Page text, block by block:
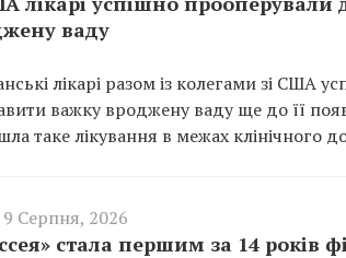
ваду
лікарі разом із колегами зі США
важку вроджену ваду ще до її
таке лікування в межах клінічного
9 Серпня, 2026
стала першим за 14